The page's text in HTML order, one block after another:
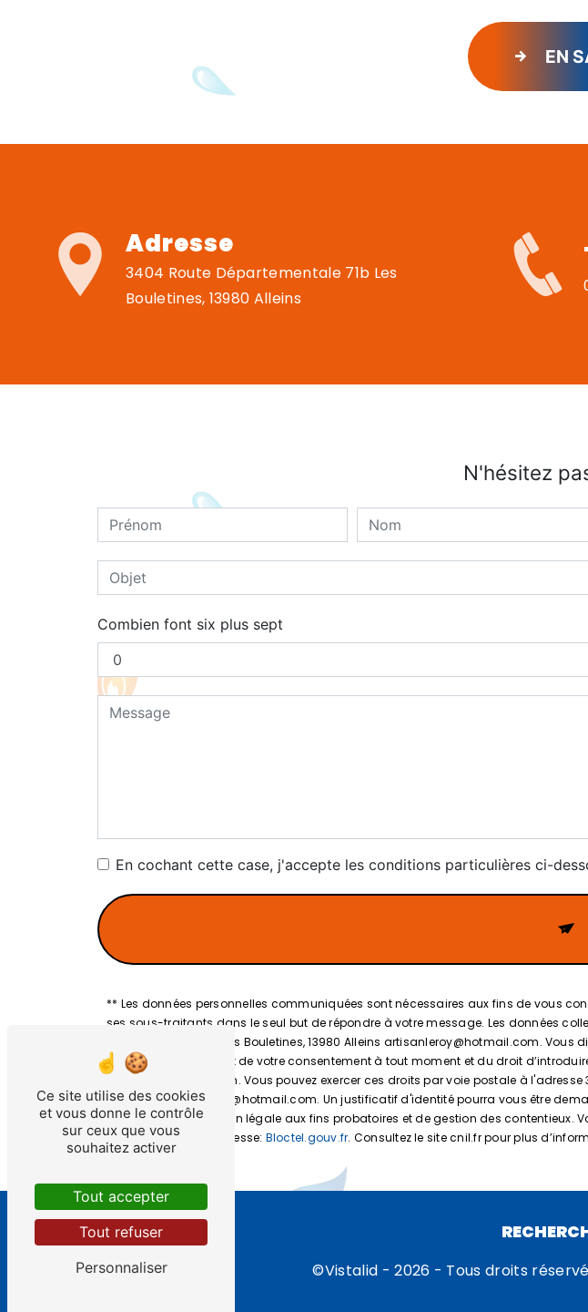
EN
Adresse
3404 Route Départementale 71b Les
Bouletines, 13980 Alleins
N'hésitez
Combien font six plus sept
En cochant cette case, j'accepte les conditions particulières ci-
** Les données personnelles communiquées sont nécessaires aux fins de vous
ses sous-traitants dans le seul but de répondre à votre message. Les données
Départementale 71b Les Bouletines, 13980 Alleins artisanleroy@hotmail.com.
d’opposition, de retrait de votre consentement à tout moment et du droit
données post-mortem. Vous pouvez exercer ces droits par voie postale à
l'adresse artisanleroy@hotmail.com. Un justificatif d'identité pourra vous être
la durée de prescription légale aux fins probatoires et de gestion des
disponible à cette adresse: Bloctel.gouv.fr. Consultez le site cnil.fr pour plus
©Vistalid - 2026 - Tous droits
Ce site utilise des cookies
et vous donne le contrôle
sur ceux que vous
souhaitez activer
Tout accepter
Tout refuser
Personnaliser